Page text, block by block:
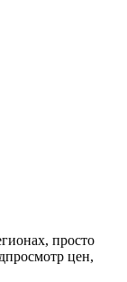
просто
цен,